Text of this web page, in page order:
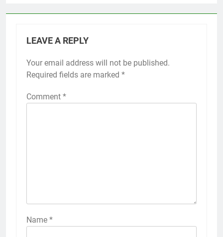
LEAVE A REPLY
Your email address will not be published.
Required fields are marked *
Comment *
Name *